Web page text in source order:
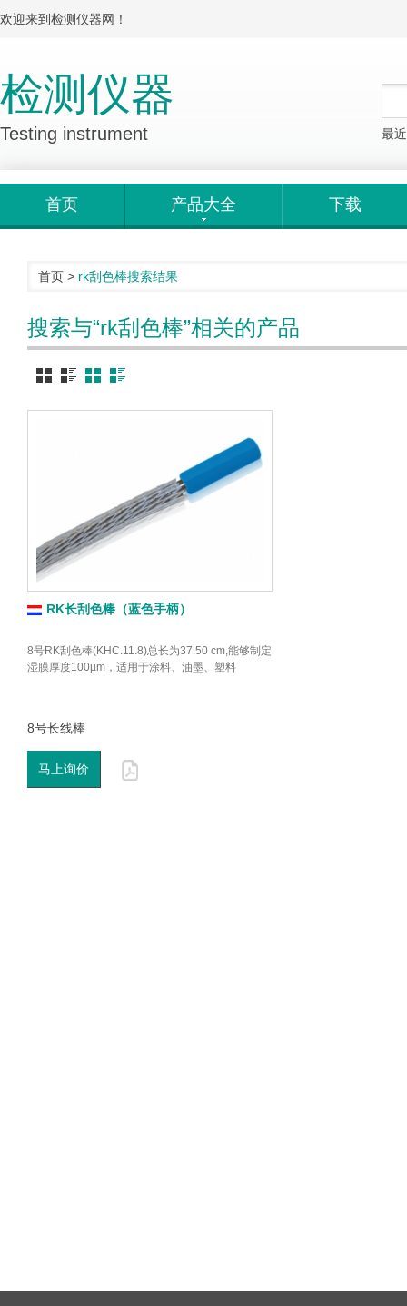
欢迎来到检测仪器网！
检测仪器
Testing instrument 最
首页 产品大全 下载
首页 > rk刮色棒搜索结果
搜索与“rk刮色棒”相关的产品
RK长刮色棒（蓝色手柄）
8号RK刮色棒(KHC.11.8)总长为37.50 cm,能够制定
湿膜厚度100µm，适用于涂料、油墨、塑料
8号长线棒
马上询价